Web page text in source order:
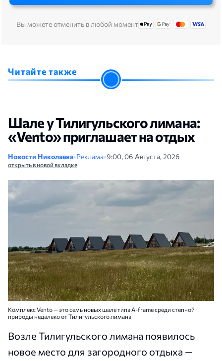
Вы можете отменить в любой момент
Читайте также
Шале у Тилигульского лимана:
«Vento» приглашает на отдых
Новости Николаева•Реклама•9:00, 06 Августа, 2026
открыть в новой вкладке
Комплекс Vento — это семь новых шале типа A-frame среди степной
природы недалеко от Тилигульского лимана
Возле Тилигульского лимана появилось
новое место для загородного отдыха —